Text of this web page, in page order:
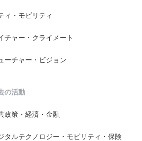
ィ・モビリティ
チャー・クライメート
ーチャー・ビジョン
の活動
政策・経済・金融
タルテクノロジー・モビリティ・保険